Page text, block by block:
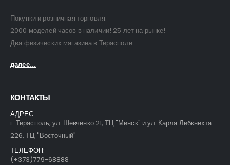
Покупки и розничная торговля.
2000 моделей часов в наличии! 25 лет на рынке!
Два физических магазина в Тирасполе.
далее...
КОНТАКТЫ
АДРЕС:
г. Тирасполь, ул. Шевченко 21, ТЦ "Минск" и ул. Карла Либкнехта
226, ТЦ "Восточный"
ТЕЛЕФОН:
(+373)779-68888